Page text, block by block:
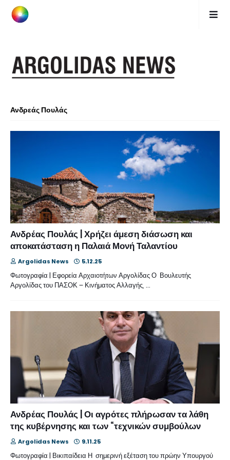
Ανδρεάς Πουλάς
Ανδρέας Πουλάς | Χρήζει άμεση διάσωση και
αποκατάσταση η Παλαιά Μονή Ταλαντίου
Argolidas News 5.12.25
Φωτογραφία | Εφορεία Αρχαιοτήτων Αργολίδας Ο Βουλευτής
Αργολίδας του ΠΑΣΟΚ – Κινήματος Αλλαγής, …
Ανδρέας Πουλάς | Οι αγρότες πλήρωσαν τα λάθη
της κυβέρνησης και των “τεχνικών συμβούλων
Argolidas News 9.11.25
Φωτογραφία | Βικιπαίδεια Η σημερινή εξέταση του πρώην Υπουργού